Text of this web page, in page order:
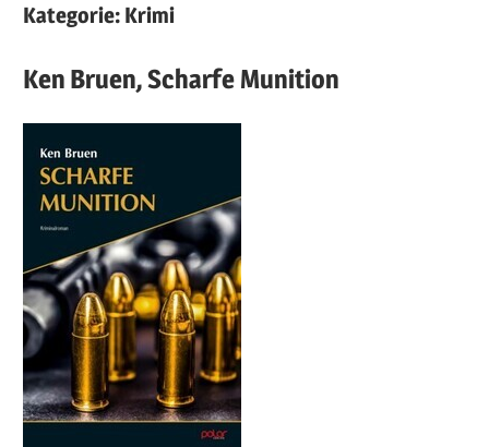
Kategorie: Krimi
Ken Bruen,Scharfe Munition